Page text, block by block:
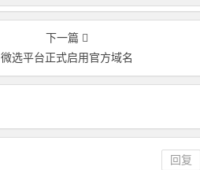
下一篇
微选平台正式启用官方域名
回复